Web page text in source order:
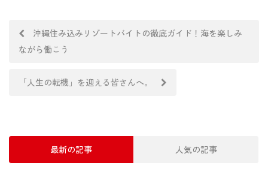
沖縄住み込みリゾートバイトの徹底ガイド！海を楽しみ
ながら働こう
「人生の転機」を迎える皆さんへ。
最新の記事 人気の記事